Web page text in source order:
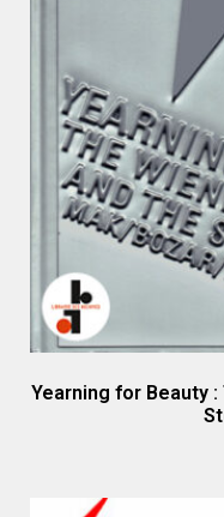
Yearning for Beauty